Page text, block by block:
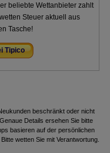
beliebte Wettanbieter zahlt
Steuer aktuell aus
Tasche!
Tipico
beschränkt oder nicht
Details ersehen Sie bitte
basieren auf der persönlichen
wetten Sie mit Verantwortung.